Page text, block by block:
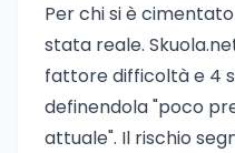
Per chi si è
stata reale.
fattore difficoltà e 4
definendola "poco
attuale". Il rischio